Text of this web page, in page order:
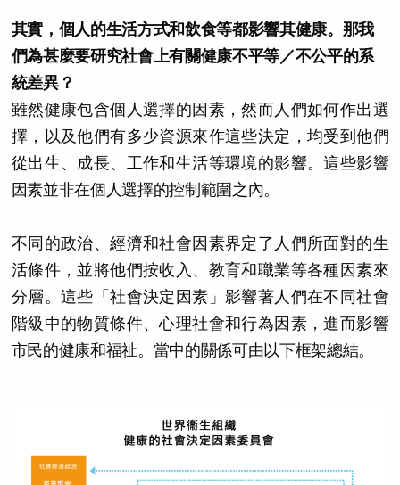
其實，個人的生活方式和飲食等都影響其健康。那我
們為甚麼要研究社會上有關健康不平等／不公平的系
統差異？
雖然健康包含個人選擇的因素，然而人們如何作出選
擇，以及他們有多少資源來作這些決定，均受到他們
從出生、成長、工作和生活等環境的影響。這些影響
因素並非在個人選擇的控制範圍之內。
不同的政治、經濟和社會因素界定了人們所面對的生
活條件，並將他們按收入、教育和職業等各種因素來
分層。這些「社會決定因素」影響著人們在不同社會
階級中的物質條件、心理社會和行為因素，進而影響
市民的健康和福祉。當中的關係可由以下框架總結。